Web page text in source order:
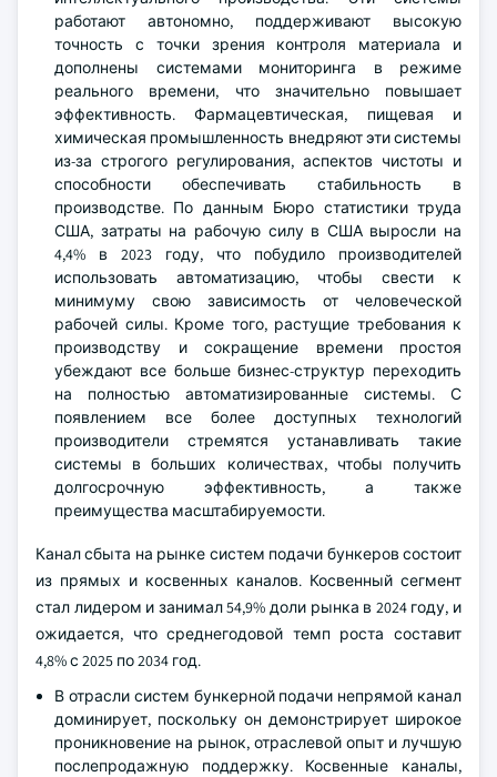
работают автономно, поддерживают высокую
точность с точки зрения контроля материала и
дополнены системами мониторинга в режиме
реального времени, что значительно повышает
эффективность. Фармацевтическая, пищевая и
химическая промышленность внедряют эти системы
из-за строгого регулирования, аспектов чистоты и
способности обеспечивать стабильность в
производстве. По данным Бюро статистики труда
США, затраты на рабочую силу в США выросли на
4,4% в 2023 году, что побудило производителей
использовать автоматизацию, чтобы свести к
минимуму свою зависимость от человеческой
рабочей силы. Кроме того, растущие требования к
производству и сокращение времени простоя
убеждают все больше бизнес-структур переходить
на полностью автоматизированные системы. С
появлением все более доступных технологий
производители стремятся устанавливать такие
системы в больших количествах, чтобы получить
долгосрочную эффективность, а также
преимущества масштабируемости.
Канал сбыта на рынке систем подачи бункеров состоит
из прямых и косвенных каналов. Косвенный сегмент
стал лидером и занимал 54,9% доли рынка в 2024 году, и
ожидается, что среднегодовой темп роста составит
4,8% с 2025 по 2034 год.
В отрасли систем бункерной подачи непрямой канал
доминирует, поскольку он демонстрирует широкое
проникновение на рынок, отраслевой опыт и лучшую
послепродажную поддержку. Косвенные каналы,